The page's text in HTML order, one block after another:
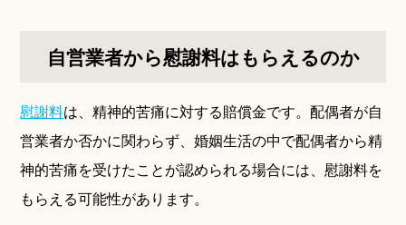
自営業者から慰謝料はもらえるのか
慰謝料は、精神的苦痛に対する賠償金です。配偶者が自
営業者か否かに関わらず、婚姻生活の中で配偶者から精
神的苦痛を受けたことが認められる場合には、慰謝料を
もらえる可能性があります。